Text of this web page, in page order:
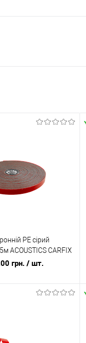
PE сірий
ACOUSTICS CARFIX
грн. / шт.